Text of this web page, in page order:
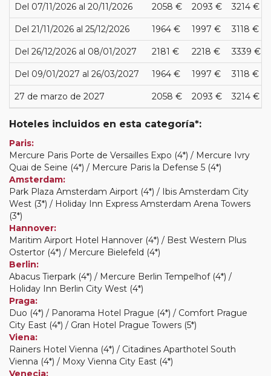
Del 07/11/2026 al 20/11/2026 2058 € 2093 € 3214 €
Del 21/11/2026 al 25/12/2026 1964 € 1997 € 3118 €
Del 26/12/2026 al 08/01/2027 2181 € 2218 € 3339 €
Del 09/01/2027 al 26/03/2027 1964 € 1997 € 3118 €
27 de marzo de 2027 2058 € 2093 € 3214 €
Hoteles incluidos en esta categoría*:
Paris:
Mercure Paris Porte de Versailles Expo (4*) / Mercure Ivry
Quai de Seine (4*) / Mercure Paris la Defense 5 (4*)
Amsterdam:
Park Plaza Amsterdam Airport (4*) / Ibis Amsterdam City
West (3*) / Holiday Inn Express Amsterdam Arena Towers
(3*)
Hannover:
Maritim Airport Hotel Hannover (4*) / Best Western Plus
Ostertor (4*) / Mercure Bielefeld (4*)
Berlin:
Abacus Tierpark (4*) / Mercure Berlin Tempelhof (4*) /
Holiday Inn Berlin City West (4*)
Praga:
Duo (4*) / Panorama Hotel Prague (4*) / Comfort Prague
City East (4*) / Gran Hotel Prague Towers (5*)
Viena:
Rainers Hotel Vienna (4*) / Citadines Aparthotel South
Vienna (4*) / Moxy Vienna City East (4*)
Venecia: